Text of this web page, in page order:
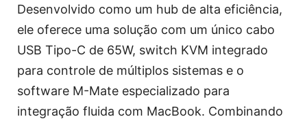
Desenvolvido como um hub de alta eficiência,
ele oferece uma solução com um único cabo
USB Tipo-C de 65W, switch KVM integrado
para controle de múltiplos sistemas e o
software M-Mate especializado para
integração fluida com MacBook. Combinando